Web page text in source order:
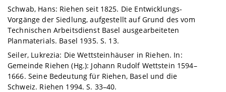
Schwab, Hans: Riehen seit 1825. Die Entwicklungs-
Vorgänge der Siedlung, aufgestellt auf Grund des vom
Technischen Arbeitsdienst Basel ausgearbeiteten
Planmaterials. Basel 1935. S. 13.
Seiler, Lukrezia: Die Wettsteinhäuser in Riehen. In:
Gemeinde Riehen (Hg.): Johann Rudolf Wettstein 1594–
1666. Seine Bedeutung für Riehen, Basel und die
Schweiz. Riehen 1994. S. 33–40.